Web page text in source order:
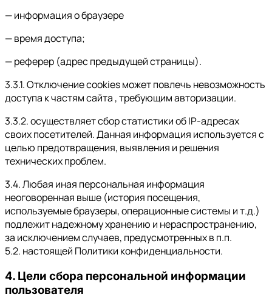
— информация о браузере
— время доступа;
— реферер (адрес предыдущей страницы).
3.3.1. Отключение cookies может повлечь невозможность
доступа к частям сайта , требующим авторизации.
3.3.2. осуществляет сбор статистики об IP-адресах
своих посетителей. Данная информация используется с
целью предотвращения, выявления и решения
технических проблем.
3.4. Любая иная персональная информация
неоговоренная выше (история посещения,
используемые браузеры, операционные системы и т.д.)
подлежит надежному хранению и нераспространению,
за исключением случаев, предусмотренных в п.п.
5.2. настоящей Политики конфиденциальности.
4. Цели сбора персональной информации
пользователя